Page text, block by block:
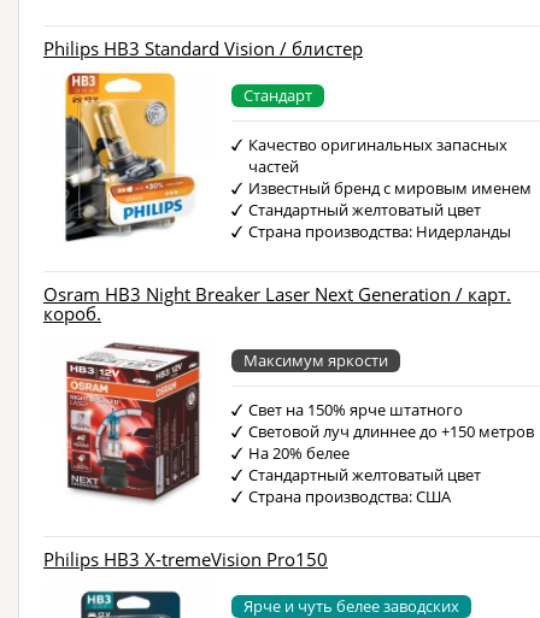
Philips HB3 Standard Vision / блистер
Стандарт
Качество оригинальных запасных
частей
Известный бренд с мировым именем
Стандартный желтоватый цвет
Страна производства: Нидерланды
Osram HB3 Night Breaker Laser Next Generation / карт.
короб.
Максимум яркости
Свет на 150% ярче штатного
Световой луч длиннее до +150 метров
На 20% белее
Стандартный желтоватый цвет
Страна производства: США
Philips HB3 X-tremeVision Pro150
Ярче и чуть белее заводских